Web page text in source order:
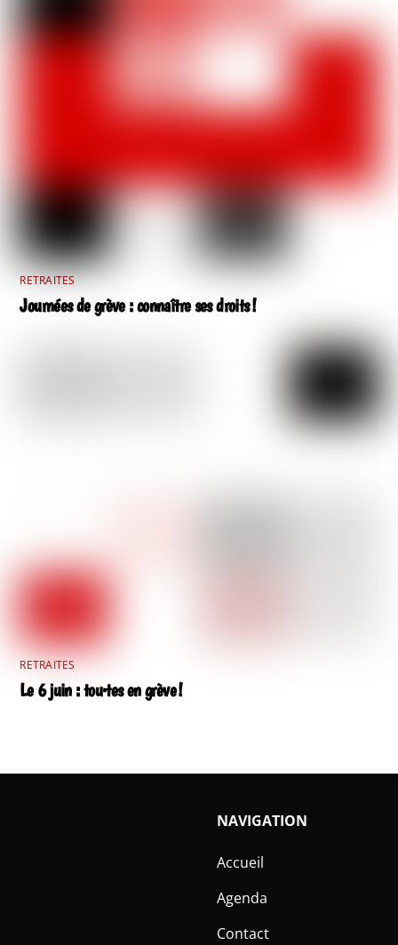
RETRAITES
Journées de grève : connaître ses droits !
RETRAITES
Le 6 juin : tou·tes en grève !
NAVIGATION
Accueil
Agenda
Contact